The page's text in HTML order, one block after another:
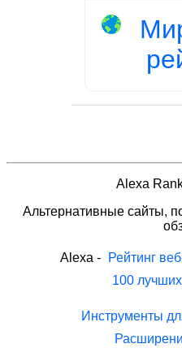
Alexa
Альтернативные сайты,
Alexa - Рейтинг
100
Инструменты